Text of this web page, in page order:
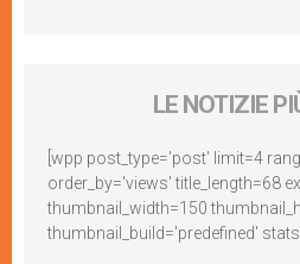
LE NOTIZIE
[wpp post_type='post' limit=4
order_by='views' title_length=68
thumbnail_width=150
thumbnail_build='predefined'